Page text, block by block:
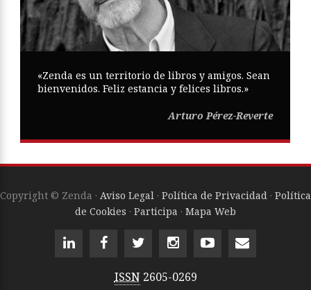
«Zenda es un territorio de libros y amigos. Sean
bienvenidos. Feliz estancia y felices libros.»
Arturo Pérez-Reverte
Copyright © Zenda · Aviso Legal · Política de Privacidad · Política
de Cookies · Participa · Mapa Web
ISSN 2605-0269